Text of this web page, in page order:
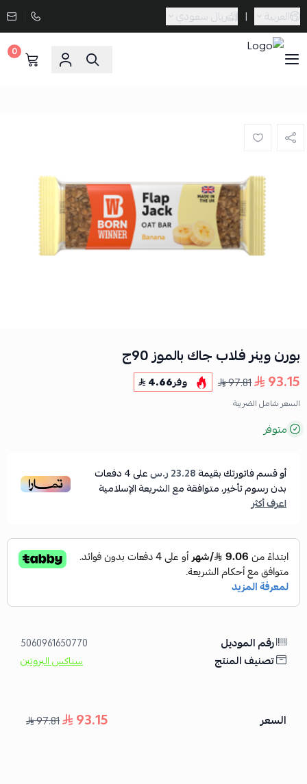
العربية | ريال سعودي
0
بورن وينر فلاب جاك بالموز 90ج
93.15
97.81 وفر4.66
السعر شامل الضريبة
متوفر
أو قسم فاتورتك بقيمة23.28 ر.س على4دفعات
بدون رسوم تأخير، متوافقة مع الشريعة الإسلامية
اعرف أكثر
رقم الموديل 5060961650770
تصنيف المنتج سناكس البروتين
السعر 93.15
97.81